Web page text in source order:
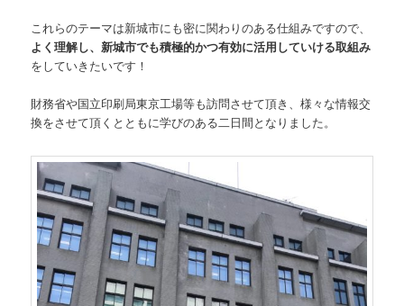
これらのテーマは新城市にも密に関わりのある仕組みですので、
よく理解し、新城市でも積極的かつ有効に活用していける取組み
をしていきたいです！
財務省や国立印刷局東京工場等も訪問させて頂き、様々な情報交
換をさせて頂くとともに学びのある二日間となりました。